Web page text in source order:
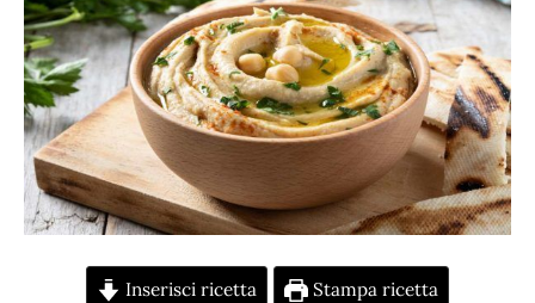
Inserisci ricetta Stampa ricetta